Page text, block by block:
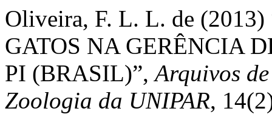
Oliveira, F. L. L. de
GATOS NA GERÊNCIA
PI (BRASIL)”,Arquivos
Zoologia da UNIPAR,